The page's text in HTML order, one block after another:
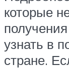
которые
узнать в
стране.